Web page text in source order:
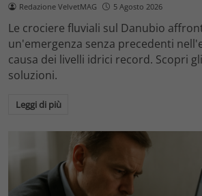
Redazione VelvetMAG 5 Agosto 2026
Le crociere fluviali sul Danubio
un'emergenza senza precedenti
causa dei livelli idrici record. Scopri
soluzioni.
Leggi di più